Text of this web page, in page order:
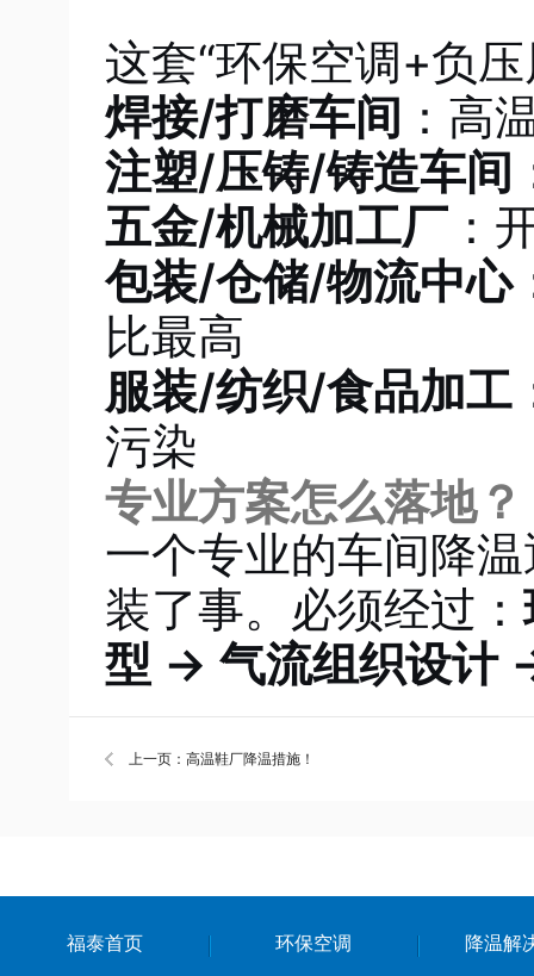
这套“环保空调+负
焊接/打磨车间 ：高
注塑/压铸/铸造车间
五金/机械加工厂 ：
包装/仓储/物流中心
比最高
服装/纺织/食品加工
污染
专业方案怎么落地？
一个专业的车间降
装了事。必须经过：
型 → 气流组织设计
上一页：高温鞋厂降温措施！
福泰首页 环保空调 降温解